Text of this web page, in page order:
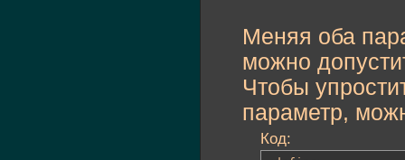
Меняя оба
можно
Чтобы
параметр,
Код: